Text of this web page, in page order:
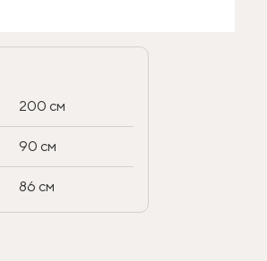
200 см
90 см
86 см